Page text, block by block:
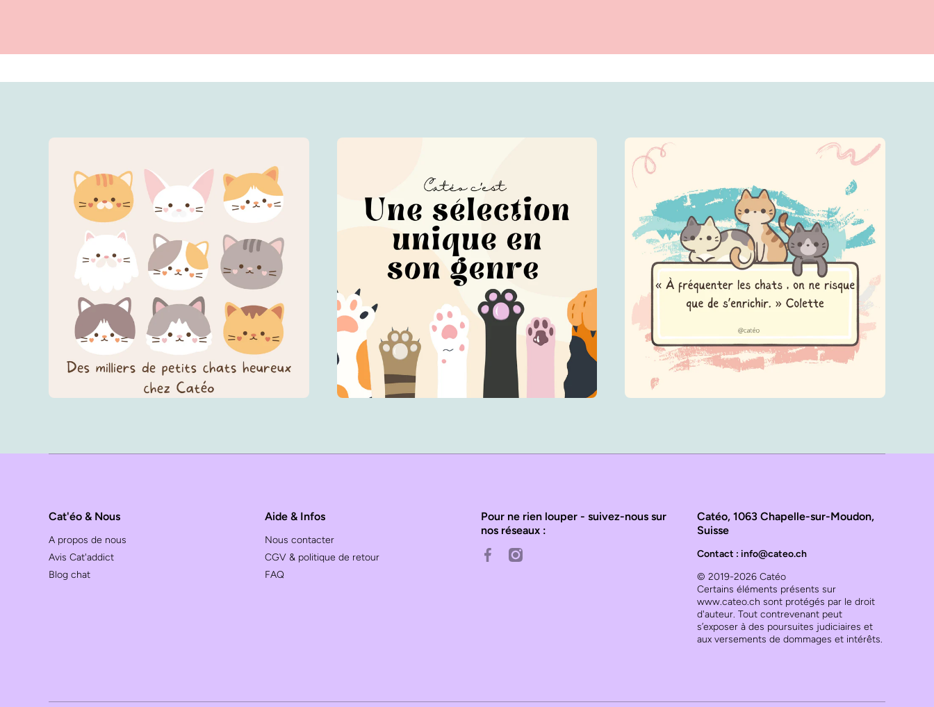
Cat'éo & Nous
A propos de nous
Avis Cat'addict
Blog chat
Aide & Infos
Nous contacter
CGV & politique de retour
FAQ
Pour ne rien louper - suivez-nous sur
nos réseaux :
facebookcom/cateoch/
instagramcom/cat_eo
Catéo, 1063 Chapelle-sur-Moudon,
Suisse
Contact : info@cateo.ch
© 2019-2026 Catéo
Certains éléments présents sur
www.cateo.ch sont protégés par le droit
d'auteur. Tout contrevenant peut
s’exposer à des poursuites judiciaires et
aux versements de dommages et intérêts.